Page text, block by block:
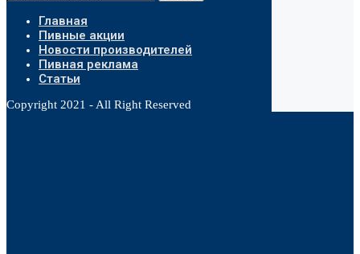
Главная
Пивные акции
Новости производителей
Пивная реклама
Статьи
Copyright 2021 - All Right Reserved